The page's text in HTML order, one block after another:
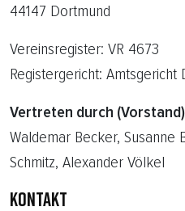
44147 Dortmund
Vereinsregister: VR 4673
Registergericht: Amtsgericht
Vertreten durch
Waldemar Becker, Susanne
Schmitz, Alexander Völkel
KONTAKT